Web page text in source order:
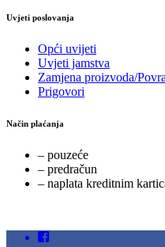
Uvjeti poslovanja
Opći uvijeti
Uvjeti jamstva
Zamjena proizvoda/
Prigovori
Način plaćanja
– pouzeće
– predračun
– naplata kreditnim